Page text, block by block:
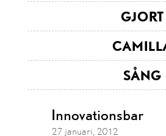
GJORT
SÅNG
Innovationsbar
27 januari, 2012